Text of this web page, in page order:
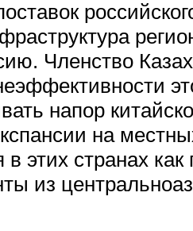
Членство
напор
на
в этих странах
из